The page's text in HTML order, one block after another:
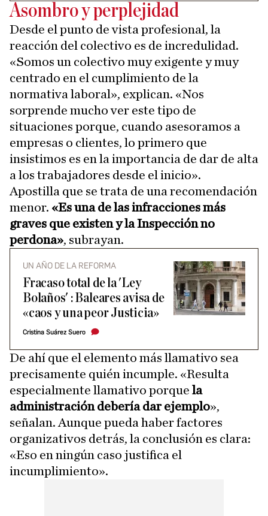
Asombro y perplejidad
Desde el punto de vista profesional, la
reacción del colectivo es de incredulidad.
«Somos un colectivo muy exigente y muy
centrado en el cumplimiento de la
normativa laboral», explican. «Nos
sorprende mucho ver este tipo de
situaciones porque, cuando asesoramos a
empresas o clientes, lo primero que
insistimos es en la importancia de dar de alta
a los trabajadores desde el inicio».
Apostilla que se trata de una recomendación
menor. «Es una de las infracciones más
graves que existen y la Inspección no
perdona», subrayan.
UN AÑO DE LA REFORMA
Fracaso total de la 'Ley
Bolaños' : Baleares avisa de
«caos y una peor Justicia»
Cristina Suárez Suero
De ahí que el elemento más llamativo sea
precisamente quién incumple. «Resulta
especialmente llamativo porque la
administración debería dar ejemplo»,
señalan. Aunque pueda haber factores
organizativos detrás, la conclusión es clara:
«Eso en ningún caso justifica el
incumplimiento».